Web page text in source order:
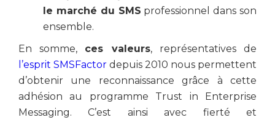
le marché du SMS professionnel dans son
ensemble.
En somme, ces valeurs, représentatives de
l’esprit SMSFactor depuis 2010 nous permettent
d’obtenir une reconnaissance grâce à cette
adhésion au programme Trust in Enterprise
Messaging. C’est ainsi avec fierté et